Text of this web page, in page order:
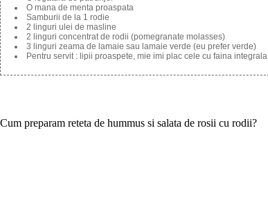
O mana de menta proaspata
Samburii de la 1 rodie
2 linguri ulei de masline
2 linguri concentrat de rodii (pomegranate molasses)
3 linguri zeama de lamaie sau lamaie verde (eu prefer verde)
Pentru servit : lipii proaspete, mie imi plac cele cu faina integrala
Cum preparam reteta de hummus si salata de rosii cu rodii?